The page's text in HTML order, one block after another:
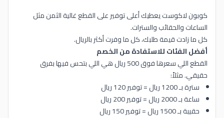
كوبون لاكوست يعطيك أعلى توفير على القطع غالية الثمن مثل
الساعات والحقائب والسترات.
كل ما زادت قيمة طلبك، كل ما وفرت أكثر بالريال.
أفضل الفئات للاستفادة من الخصم
القطع اللي سعرها فوق 500 ريال هي اللي بتحس فيها بفرق
حقيقي. مثلاً:
سترة بـ 1200 ريال = توفير 120 ريال
ساعة بـ 2000 ريال = توفير 200 ريال
حقيبة بـ 1500 ريال = توفير 150 ريال